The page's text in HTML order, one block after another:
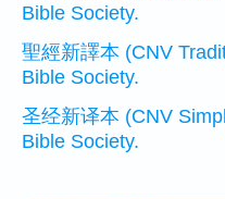
Bible Society.
聖經新譯本 (CNV
Bible Society.
圣经新译本 (CNV
Bible Society.